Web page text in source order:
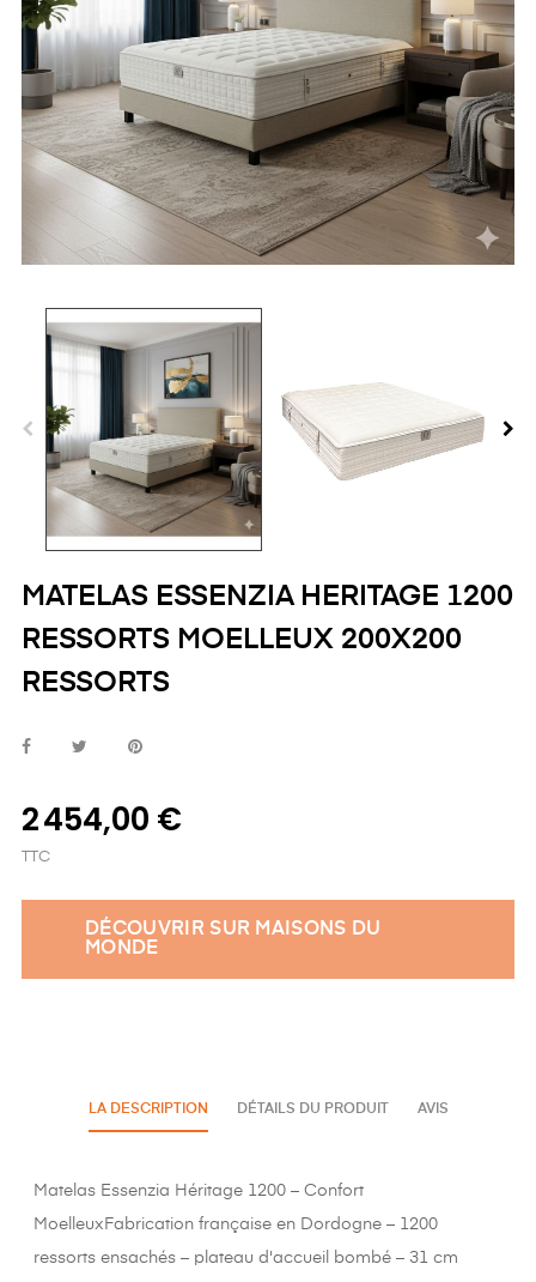
MATELAS ESSENZIA HERITAGE 1200
RESSORTS MOELLEUX 200X200
RESSORTS
2 454,00 €
TTC
DÉCOUVRIR SUR MAISONS DU
MONDE
LA DESCRIPTION DÉTAILS DU PRODUIT AVIS
Matelas Essenzia Héritage 1200 – Confort
MoelleuxFabrication française en Dordogne – 1200
ressorts ensachés – plateau d'accueil bombé – 31 cm